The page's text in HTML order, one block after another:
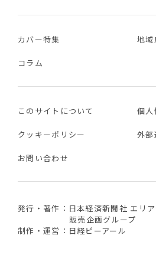
カバー特集 地域
コラム
このサイトについて 個人
クッキーポリシー 外部
お問い合わせ
発行・著作：日本経済新聞社 エリ
販売企画グループ
制作・運営：日経ピーアール